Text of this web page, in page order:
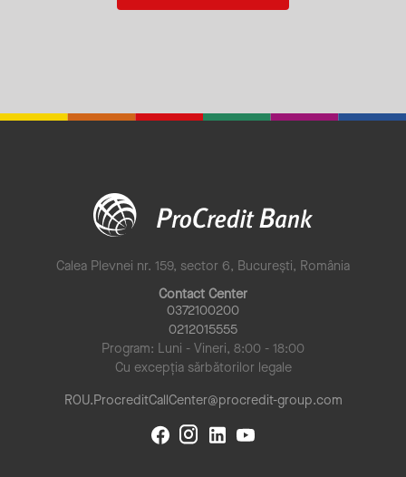
Calea Plevnei nr. 159, sector 6, București, România
Contact Center
0372100200
0212015555
Program: Luni - Vineri, 8:00 - 18:00
Cu excepția sărbătorilor legale
ROU.ProcreditCallCenter@procredit-group.com